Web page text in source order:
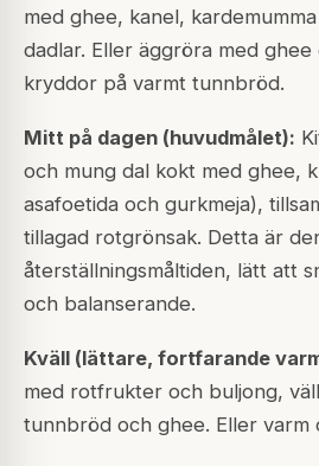
med ghee, kanel,
dadlar. Eller äggröra med ghee
kryddor på varmt tunnbröd.
Mitt på dagen (huvudmålet):
och mung dal kokt med ghee,
asafoetida och gurkmeja),
tillagad rotgrönsak. Detta är
återställningsmåltiden, lätt att
och balanserande.
Kväll (lättare, fortfarande
med rotfrukter och buljong,
tunnbröd och ghee. Eller varm